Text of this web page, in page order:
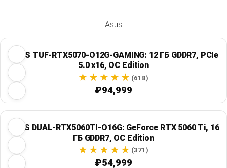
Asus
ASUS TUF-RTX5070-O12G-GAMING: 12 ГБ GDDR7, PCIe
5.0 x16, OC Edition
(618)
₽94,999
ASUS DUAL-RTX5060TI-O16G: GeForce RTX 5060 Ti, 16
ГБ GDDR7, OC Edition
(371)
₽54,999